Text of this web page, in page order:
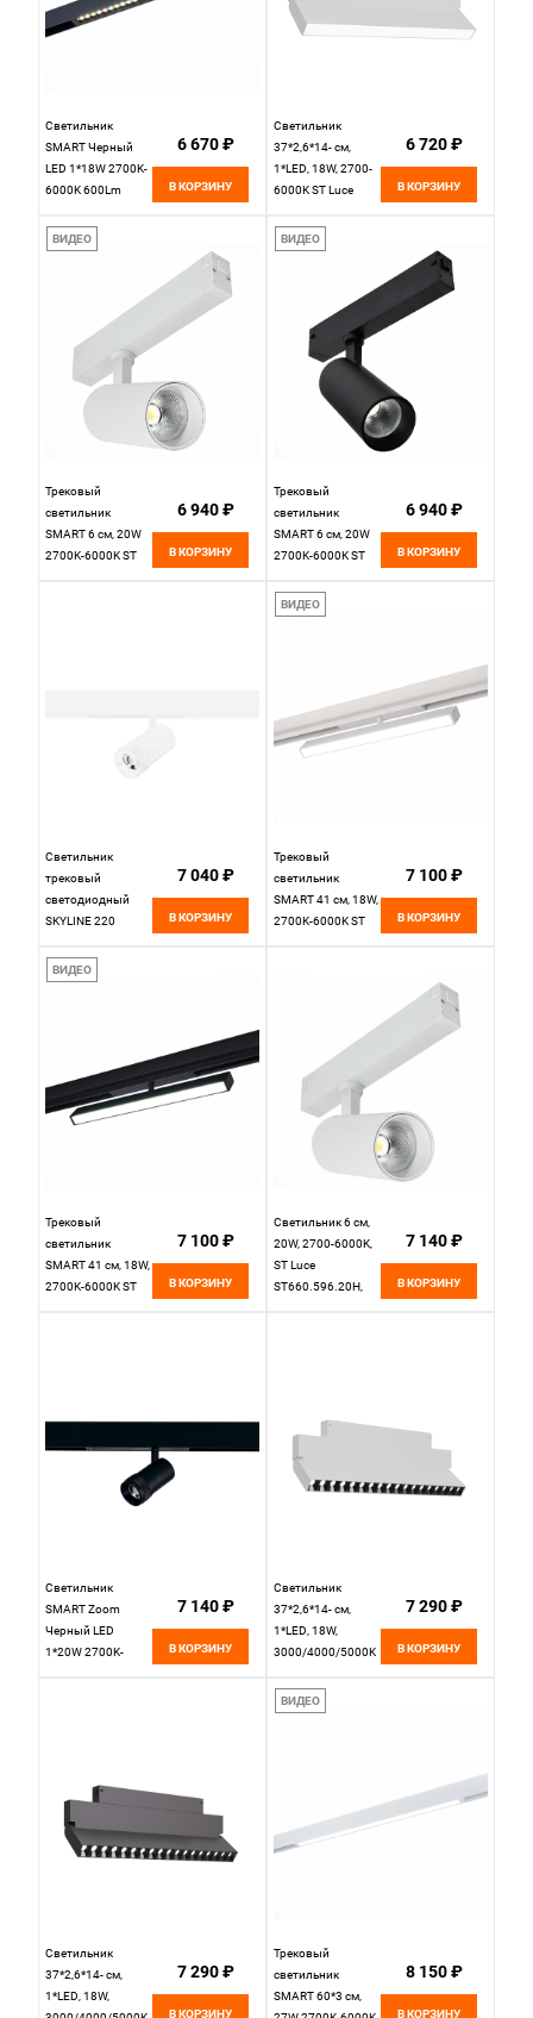
Светильник
SMART Черный
LED 1*18W 2700K-
6000K 600Lm
220V St Luce
SKYLINE 220
6 670 ₽
В КОРЗИНУ
Светильник
37*2,6*14- см,
1*LED, 18W, 2700-
6000K ST Luce
ST685.596.18,
белый
6 720 ₽
В КОРЗИНУ
ВИДЕО
Трековый
светильник
SMART 6 см, 20W
2700K-6000K ST
6 940 ₽
В КОРЗИНУ
ВИДЕО
Трековый
светильник
SMART 6 см, 20W
2700K-6000K ST
ST660.496.20
Черный
6 940 ₽
В КОРЗИНУ
Светильник
трековый
светодиодный
SKYLINE 220
см, 1*LED 20W
2700K-6000K ST
7 040 ₽
В КОРЗИНУ
ВИДЕО
Трековый
светильник
SMART 41 см, 18W,
2700K-6000K ST
7 100 ₽
В КОРЗИНУ
ВИДЕО
Трековый
светильник
SMART 41 см, 18W,
2700K-6000K ST
7 100 ₽
В КОРЗИНУ
Светильник 6 см,
20W, 2700-6000K,
ST Luce
ST660.596.20H,
7 140 ₽
В КОРЗИНУ
Светильник
SMART Zoom
Черный LED
1*20W 2700K-
7 140 ₽
В КОРЗИНУ
Светильник
37*2,6*14- см,
1*LED, 18W,
3000/4000/5000K
ST686.596.18,
белый
7 290 ₽
В КОРЗИНУ
Светильник
37*2,6*14- см,
1*LED, 18W,
7 290 ₽
В КОРЗИНУ
ВИДЕО
Трековый
светильник
SMART 60*3 см,
8 150 ₽
В КОРЗИНУ